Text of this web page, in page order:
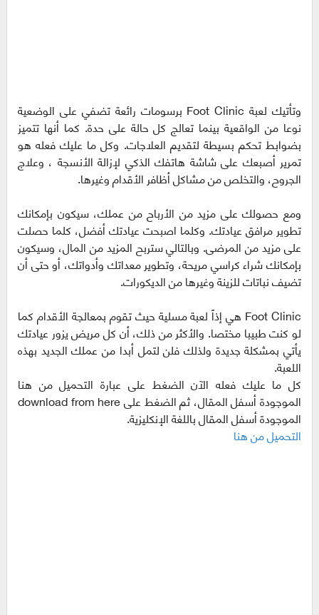
وتأتيك لعبة Foot Clinic برسومات رائعة تضفي على الوضعية
نوعا من الواقعية بينما تعالج كل حالة على حدة. كما أنها تتميز
بضوابط تحكم بسيطة لتقديم العلاجات. وكل ما عليك فعله هو
تمرير أصبعك على شاشة هاتفك الذكي لإزالة الأنسجة ، وعلاج
الجروح، والتخلص من مشاكل أظافر الأقدام وغيرها.
ومع حصولك على مزيد من الأرباح من عملك، سيكون بإمكانك
تطوير مرافق عيادتك. وكلما اصبحت عيادتك أفضل، كلما حصلت
على مزيد من المرضى. وبالتالي ستربح المزيد من المال، وسيكون
بإمكانك شراء كراسي مريحة، وتطوير معداتك وأدواتك، أو حتى أن
تضيف نباتات للزينة وغيرها من الديكورات.
Foot Clinic هي إذاً لعبة مسلية حيث تقوم بمعالجة الأقدام كما
لو كنت طبيبا مختصا. والأكثر من ذلك، أن كل مريض يزور عيادتك
يأتي بمشكلة جديدة ولذلك فلن لتمل أبدا من عملك الجديد بهذه
اللعبة.
كل ما عليك فعله الآن الضغط على عبارة التحميل من هنا
الموجودة أسفل المقال، ثم الضغط على download from here
الموجودة أسفل المقال باللغة الإنكليزية.
التحميل من هنا